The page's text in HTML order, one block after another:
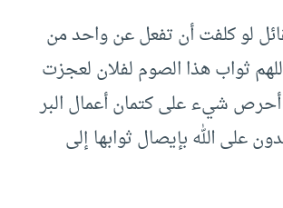
لو كلفت أن تفعل عن واحد من
ثواب هذا الصوم لفلان لعجزت
أحرص شيء على كتمان أعمال البر
على الله بإيصال ثوابها إلى